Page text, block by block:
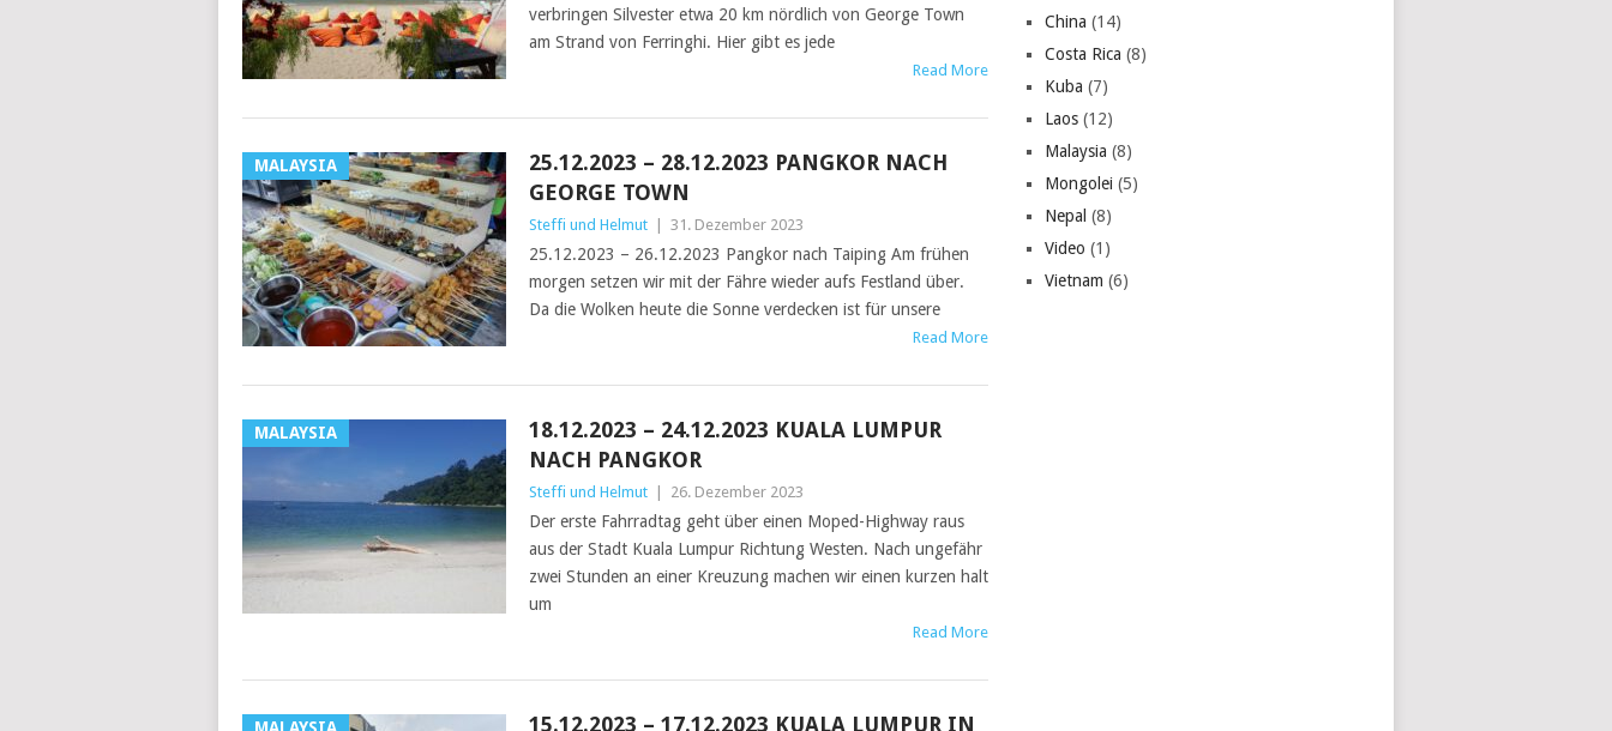
verbringen Silvester etwa 20 km nördlich von George Town
am Strand von Ferringhi. Hier gibt es jede
Read More
MALAYSIA
25.12.2023 – 28.12.2023 PANGKOR NACH
GEORGE TOWN
Steffi und Helmut 31. Dezember 2023
25.12.2023 – 26.12.2023 Pangkor nach Taiping Am frühen
morgen setzen wir mit der Fähre wieder aufs Festland über.
Da die Wolken heute die Sonne verdecken ist für unsere
Read More
MALAYSIA
18.12.2023 – 24.12.2023 KUALA LUMPUR
NACH PANGKOR
Steffi und Helmut 26. Dezember 2023
Der erste Fahrradtag geht über einen Moped-Highway raus
aus der Stadt Kuala Lumpur Richtung Westen. Nach ungefähr
zwei Stunden an einer Kreuzung machen wir einen kurzen halt
um
Read More
15.12.2023 – 17.12.2023 KUALA LUMPUR IN
China (14)
Costa Rica (8)
Kuba (7)
Laos (12)
Malaysia (8)
Mongolei (5)
Nepal (8)
Video (1)
Vietnam (6)